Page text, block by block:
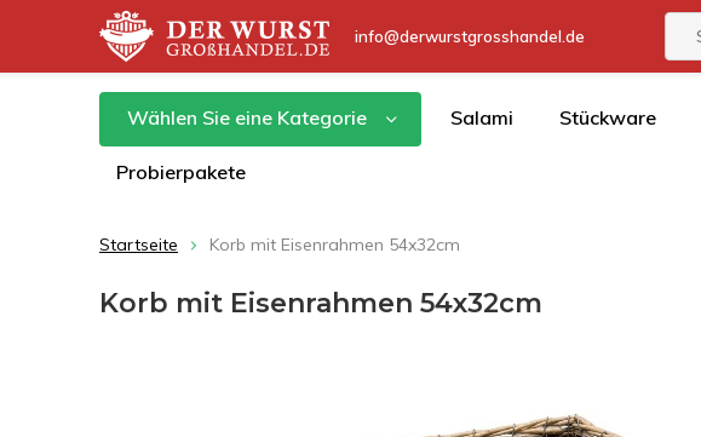
info@derwurstgrosshandel.de
Wählen Sie eine Kategorie Salami Stückware
Probierpakete
Startseite Korb mit Eisenrahmen 54x32cm
Korb mit Eisenrahmen 54x32cm